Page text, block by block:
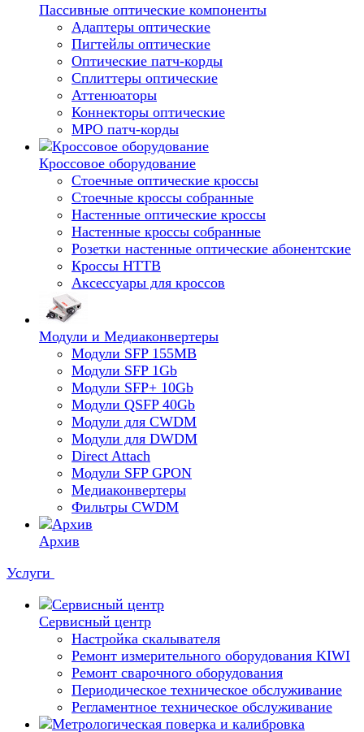
Пассивные оптические компоненты
Адаптеры оптические
Пигтейлы оптические
Оптические патч-корды
Сплиттеры оптические
Аттенюаторы
Коннекторы оптические
MPO патч-корды
Кроссовое оборудование
Стоечные оптические кроссы
Стоечные кроссы собранные
Настенные оптические кроссы
Настенные кроссы собранные
Розетки настенные оптические абонентские
Кроссы HTTB
Аксессуары для кроссов
Модули и Медиаконвертеры
Модули SFP 155MB
Модули SFP 1Gb
Модули SFP+ 10Gb
Модули QSFP 40Gb
Модули для CWDM
Модули для DWDM
Direct Attach
Модули SFP GPON
Медиаконвертеры
Фильтры CWDM
Архив
Услуги
Сервисный центр
Настройка скалывателя
Ремонт измерительного оборудования KIWI
Ремонт сварочного оборудования
Периодическое техническое обслуживание
Регламентное техническое обслуживание